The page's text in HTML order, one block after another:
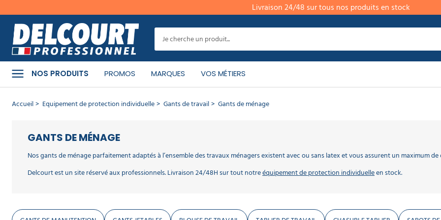
Livraison 24/48 sur tous nos produits en stock
NOS PRODUITS PROMOS MARQUES VOS MÉTIERS
MENU
CATÉGORIES
PRODUITS
NETTOYANTS
MATÉRIEL
DE
NETTOYAGE
HYGIÈNE
Accueil Equipement de protection individuelle Gants de travail Gants de ménage
GANTS DE MÉNAGE
Nos gants de ménage parfaitement adaptés à l’ensemble des travaux ménagers existent avec ou sans latex et vous assurent un maximum
Delcourt est un site réservé aux professionnels. Livraison 24/48H sur tout notreéquipement de protection individuelleen stock.
Les gants de ménage sont adaptés à vos usages courants ménagers : pour la vaisselle, le ménage, le bricolage … Pour de plus gros chantiers,